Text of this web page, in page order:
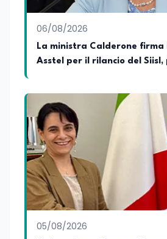
06/08/2026
La ministra Calderone
Asstel per il rilancio del
05/08/2026